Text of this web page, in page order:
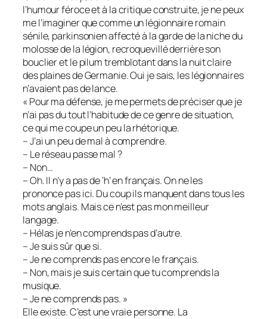
l’humour féroce et à la critique construite, je ne peux
me l’imaginer que comme un légionnaire romain
sénile, parkinsonien affecté à la garde de la niche du
molosse de la légion, recroquevillé derrière son
bouclier et le pilum tremblotant dans la nuit claire
des plaines de Germanie. Oui je sais, les légionnaires
n’avaient pas de lance.
« Pour ma défense, je me permets de préciser que je
n’ai pas du tout l’habitude de ce genre de situation,
ce qui me coupe un peu la rhétorique.
– J’ai un peu de mal à comprendre.
– Le réseau passe mal ?
– Non…
– Oh. Il n’y a pas de ‘h’ en français. On ne les
prononce pas ici. Du coup ils manquent dans tous les
mots anglais. Mais ce n’est pas mon meilleur
langage.
– Hélas je n’en comprends pas d’autre.
– Je suis sûr que si.
– Je ne comprends pas encore le français.
– Non, mais je suis certain que tu comprends la
musique.
– Je ne comprends pas. »
Elle existe. C’est une vraie personne. La